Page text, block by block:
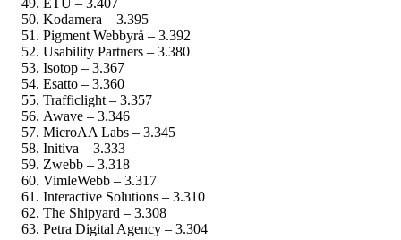
ETU – 3.407
Kodamera – 3.395
Pigment Webbyrå – 3.392
Usability Partners – 3.380
Isotop – 3.367
Esatto – 3.360
Trafficlight – 3.357
Awave – 3.346
MicroAA Labs – 3.345
Initiva – 3.333
Zwebb – 3.318
VimleWebb – 3.317
Interactive Solutions – 3.310
The Shipyard – 3.308
Petra Digital Agency – 3.304